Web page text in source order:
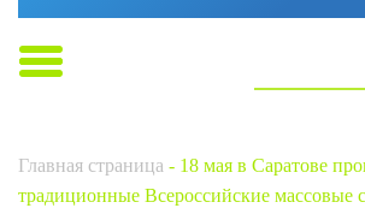
Главная страница - 18 мая в Саратове
традиционные Всероссийские массовые